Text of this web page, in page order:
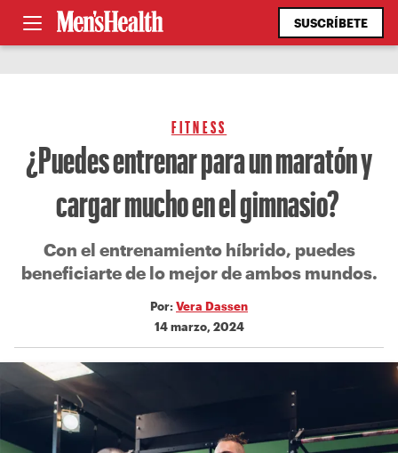
SUSCRÍBETE
FITNESS
¿Puedes entrenar para un maratón y
cargar mucho en el gimnasio?
Con el entrenamiento híbrido, puedes
beneficiarte de lo mejor de ambos mundos.
Por: Vera Dassen
14 marzo, 2024